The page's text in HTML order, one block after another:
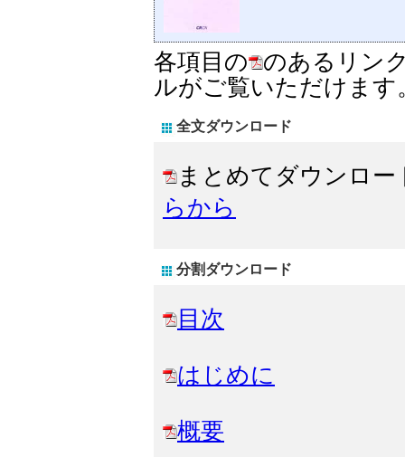
各項目の
のあるリン
ルがご覧いただけます
全文ダウンロード
まとめてダウンロ
らから
分割ダウンロード
目次
はじめに
概要